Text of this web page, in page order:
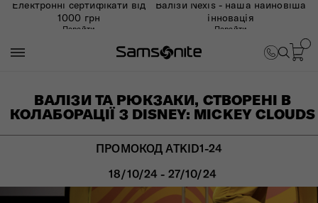
Електронні сертифікати від
1000 грн
Перейти
Валізи Nexis - наша найновіша
інновація
Перейти
ВАЛІЗИ ТА РЮКЗАКИ, СТВОРЕНІ В
КОЛАБОРАЦІЇ З DISNEY: MICKEY CLOUDS
ПРОМОКОД ATKID1-24
18/10/24 - 27/10/24